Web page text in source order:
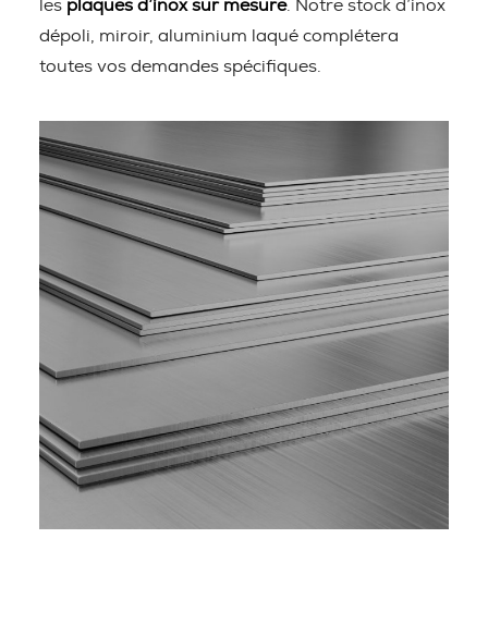
les plaques d’inox sur mesure. Notre stock d’inox
dépoli, miroir, aluminium laqué complétera
toutes vos demandes spécifiques.